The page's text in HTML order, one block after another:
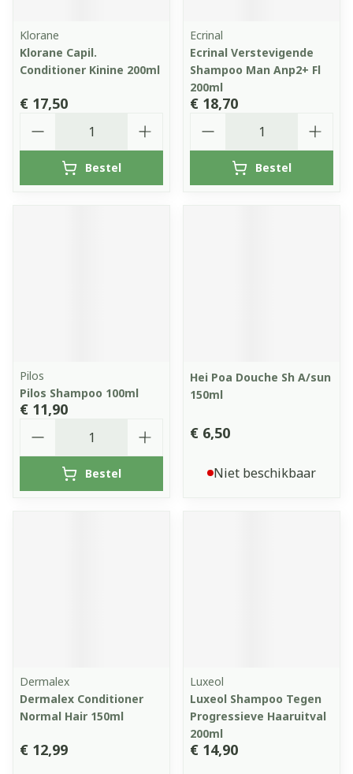
Klorane
Klorane Capil.
Conditioner Kinine 200ml
€ 17,50
Bestel
Ecrinal
Ecrinal Verstevigende
Shampoo Man Anp2+ Fl
200ml
€ 18,70
Bestel
Pilos
Pilos Shampoo 100ml
€ 11,90
Bestel
Hei Poa Douche Sh A/sun
150ml
€ 6,50
Niet beschikbaar
Dermalex
Dermalex Conditioner
Normal Hair 150ml
€ 12,99
Luxeol
Luxeol Shampoo Tegen
Progressieve Haaruitval
200ml
€ 14,90